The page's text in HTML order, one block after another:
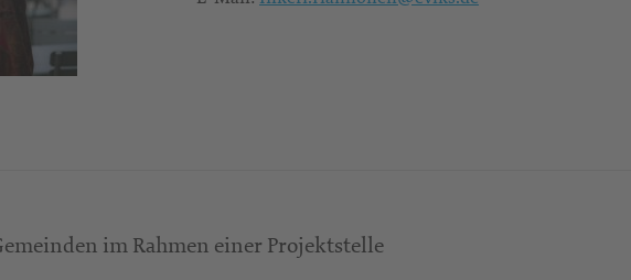
im Rahmen einer Projektstelle